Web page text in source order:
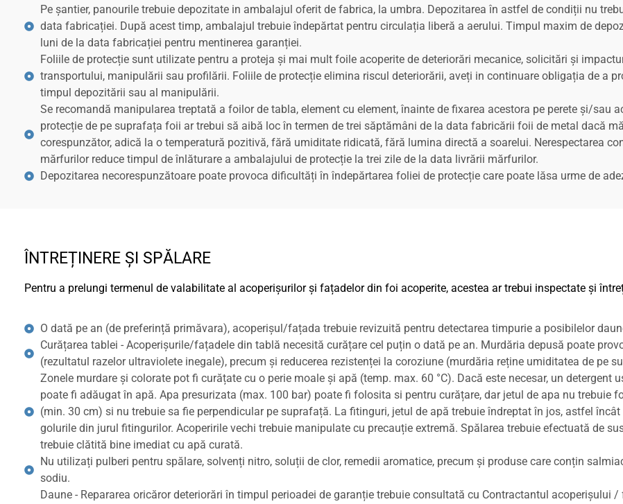
Pe șantier, panourile trebuie depozitate in ambalajul oferit de fabrica, la umbra. Depozitarea în astfel de condiții nu
data fabricației. După acest timp, ambalajul trebuie îndepărtat pentru circulația liberă a aerului. Timpul maxim de
luni de la data fabricației pentru mentinerea garanției.
Foliile de protecție sunt utilizate pentru a proteja și mai mult foile acoperite de deteriorări mecanice, solicitări și
transportului, manipulării sau profilării. Foliile de protecție elimina riscul deteriorării, aveți in continuare obligația de a
timpul depozitării sau al manipulării.
Se recomandă manipularea treptată a foilor de tabla, element cu element, înainte de fixarea acestora pe perete și/sau
protecție de pe suprafața foii ar trebui să aibă loc în termen de trei săptămâni de la data fabricării foii de metal dacă
corespunzător, adică la o temperatură pozitivă, fără umiditate ridicată, fără lumina directă a soarelui. Nerespectarea
mărfurilor reduce timpul de înlăturare a ambalajului de protecție la trei zile de la data livrării mărfurilor.
Depozitarea necorespunzătoare poate provoca dificultăți în îndepărtarea foliei de protecție care poate lăsa urme de
ÎNTREȚINERE ȘI SPĂLARE
Pentru a prelungi termenul de valabilitate al acoperișurilor și fațadelor din foi acoperite, acestea ar trebui inspectate și
O dată pe an (de preferință primăvara), acoperișul/fațada trebuie revizuită pentru detectarea timpurie a posibilelor
Curățarea tablei - Acoperișurile/fațadele din tablă necesită curățare cel puțin o dată pe an. Murdăria depusă poate
(rezultatul razelor ultraviolete inegale), precum și reducerea rezistenței la coroziune (murdăria reține umiditatea de pe
Zonele murdare și colorate pot fi curățate cu o perie moale și apă (temp. max. 60 °C). Dacă este necesar, un detergent
poate fi adăugat în apă. Apa presurizata (max. 100 bar) poate fi folosita si pentru curățare, dar jetul de apa nu trebuie
(min. 30 cm) si nu trebuie sa fie perpendicular pe suprafață. La fitinguri, jetul de apă trebuie îndreptat în jos, astfel
golurile din jurul fitingurilor. Acoperirile vechi trebuie manipulate cu precauție extremă. Spălarea trebuie efectuată de
trebuie clătită bine imediat cu apă curată.
Nu utilizați pulberi pentru spălare, solvenți nitro, soluții de clor, remedii aromatice, precum și produse care conțin
sodiu.
Daune - Repararea oricăror deteriorări în timpul perioadei de garanție trebuie consultată cu Contractantul acoperișului